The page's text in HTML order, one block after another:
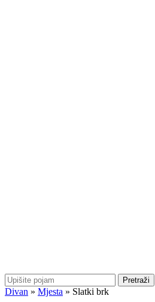
Pretraži
Divan » Mjesta » Slatki brk